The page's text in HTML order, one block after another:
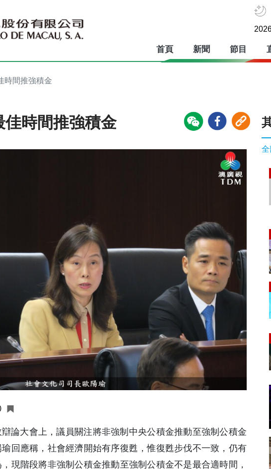
首頁 新聞 節目
時間推強積金
佳時間推強積金
論大會上，議員關注將非強制中央公積金推動至強制公積金
回應稱，社會經濟開始有序復甦，惟復甦步伐不一致，仍有
現階段將非強制公積金推動至強制公積金不是最合適時間，
全